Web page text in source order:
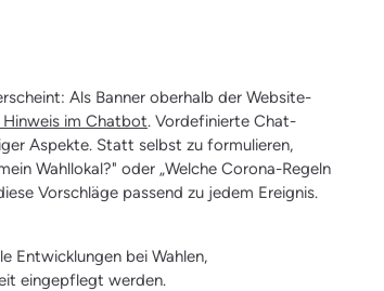
Als Banner oberhalb der Website-
im Chatbot. Vordefinierte Chat-
Aspekte. Statt selbst zu formulieren,
Wahllokal?" oder „Welche Corona-Regeln
Vorschläge passend zu jedem Ereignis.
Entwicklungen bei Wahlen,
eingepflegt werden.